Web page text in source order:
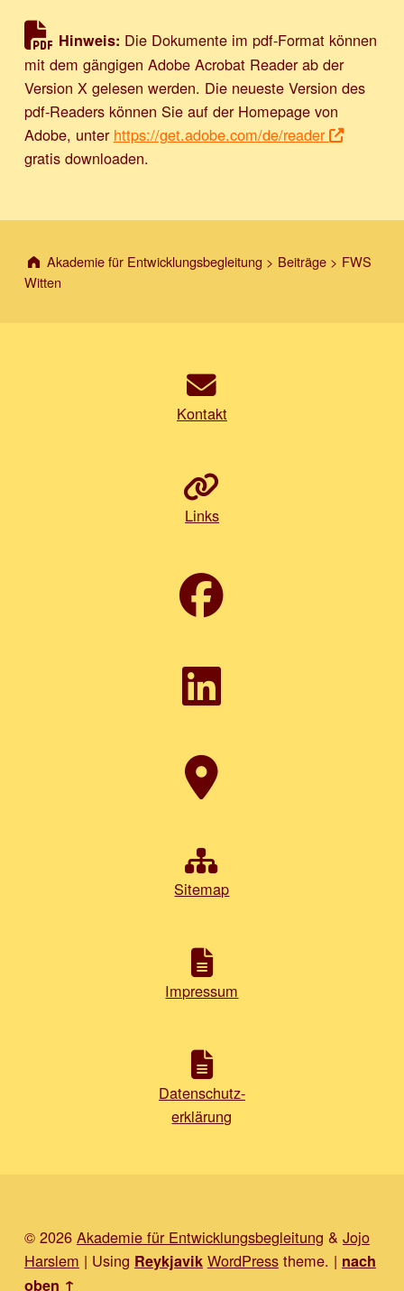
Hinweis: Die Dokumente im pdf-Format können
mit dem gängigen Adobe Acrobat Reader ab der
Version X gelesen werden. Die neueste Version des
pdf-Readers können Sie auf der Homepage von
Adobe, unter https://get.adobe.com/de/reader
gratis downloaden.
Akademie für Entwicklungsbegleitung > Beiträge> FWS
Witten
Kontakt
Links
Sitemap
Impressum
Datenschutz-
erklärung
© 2026 Akademie für Entwicklungsbegleitung & Jojo
Harslem | Using Reykjavik WordPresstheme. | nach
oben ↑